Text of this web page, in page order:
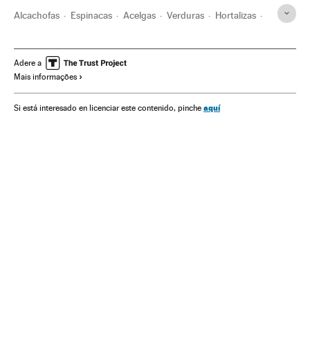
Alcachofas Espinacas Acelgas Verduras Hortalizas
Alimentação Estilo vida
BuenaVida Nutrición
Adere a
Mais informações
Si está interesado en licenciar este contenido, pinche aquí